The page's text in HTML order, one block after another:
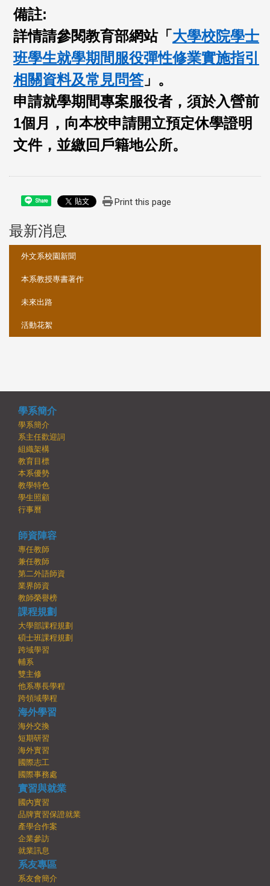
備註:
詳情請參閱教育部網站「大學校院學士
班學生就學期間服役彈性修業實施指引
相關資料及常見問答」。
申請就學期間專案服役者，須於入營前
1個月，向本校申請開立預定休學證明
文件，並繳回戶籍地公所。
Share Print this page
最新消息
外文系校園新聞
本系教授專書著作
未來出路
活動花絮
學系簡介
學系簡介
系主任歡迎詞
組織架構
教育目標
本系優勢
教學特色
學生照顧
行事曆
師資陣容
專任教師
兼任教師
第二外語師資
業界師資
教師榮譽榜
課程規劃
大學部課程規劃
碩士班課程規劃
跨域學習
輔系
雙主修
他系專長學程
跨領域學程
海外學習
海外交換
短期研習
海外實習
國際志工
國際事務處
實習與就業
國內實習
品牌實習保證就業
產學合作案
企業參訪
就業訊息
系友專區
系友會簡介